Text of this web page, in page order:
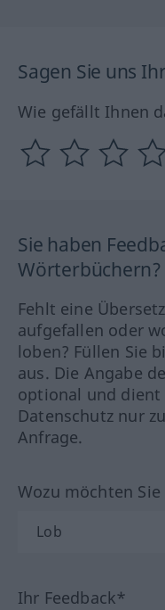
Sagen Sie uns
Wie gefällt Ihnen
Sie haben
Wörterbüchern?
Fehlt eine
aufgefallen oder
loben? Füllen Sie
aus. Die Angabe
optional und dient
Datenschutz nur
Anfrage.
Wozu möchten
Ihr Feedback*